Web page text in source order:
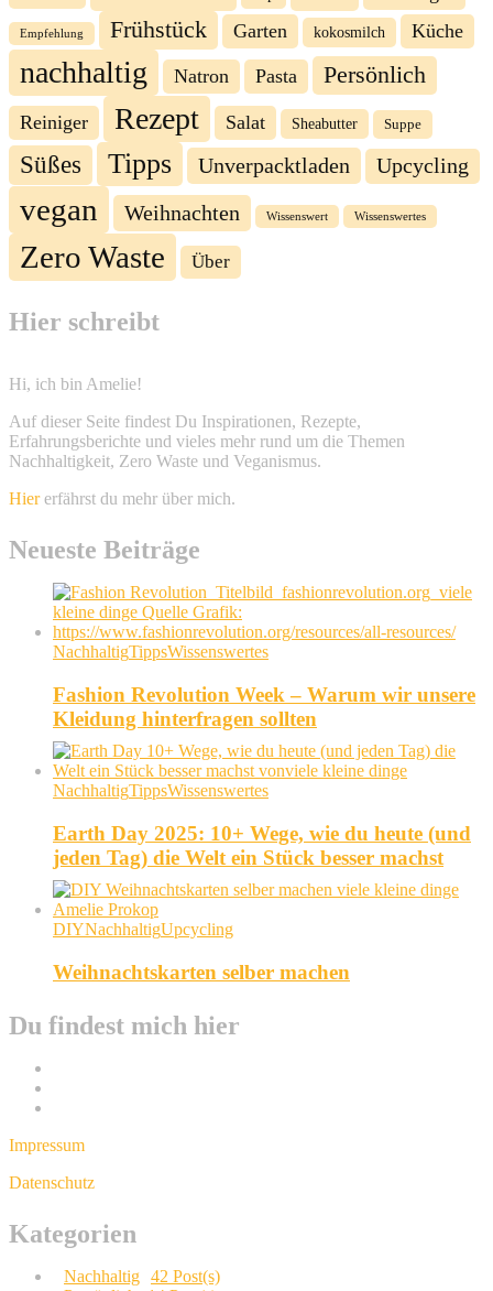
Empfehlung Frühstück Garten kokosmilch Küche
nachhaltig Natron Pasta Persönlich
Reiniger Rezept Salat Sheabutter Suppe
Süßes Tipps Unverpacktladen Upcycling
vegan Weihnachten Wissenswert Wissenswertes
Zero Waste Über
Hier schreibt
Hi, ich bin Amelie!
Auf dieser Seite findest Du Inspirationen, Rezepte,
Erfahrungsberichte und vieles mehr rund um die Themen
Nachhaltigkeit, Zero Waste und Veganismus.
Hiererfährst du mehr über mich.
Neueste Beiträge
NachhaltigTippsWissenswertes
Fashion Revolution Week – Warum wir unsere
Kleidung hinterfragen sollten
NachhaltigTippsWissenswertes
Earth Day 2025: 10+ Wege, wie du heute (und
jeden Tag) die Welt ein Stück besser machst
DIYNachhaltigUpcycling
Weihnachtskarten selber machen
Du findest mich hier
Impressum
Datenschutz
Kategorien
Nachhaltig 42 Post(s)